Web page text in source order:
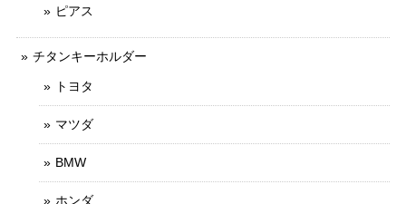
ピアス
チタンキーホルダー
トヨタ
マツダ
BMW
ホンダ